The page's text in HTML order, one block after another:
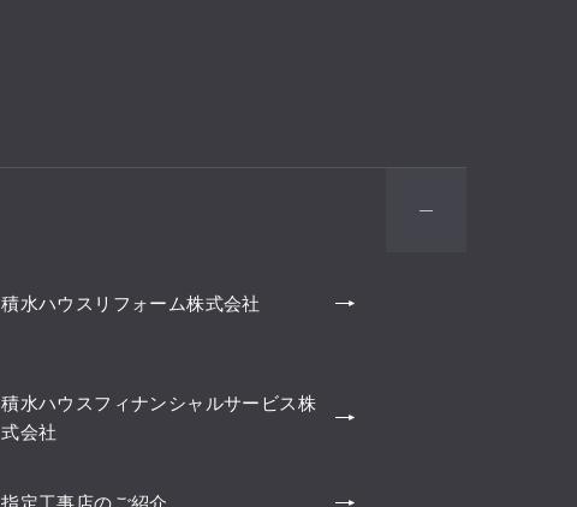
積水ハウスリフォーム株式会社
積水ハウスフィナンシャルサービス株
式会社